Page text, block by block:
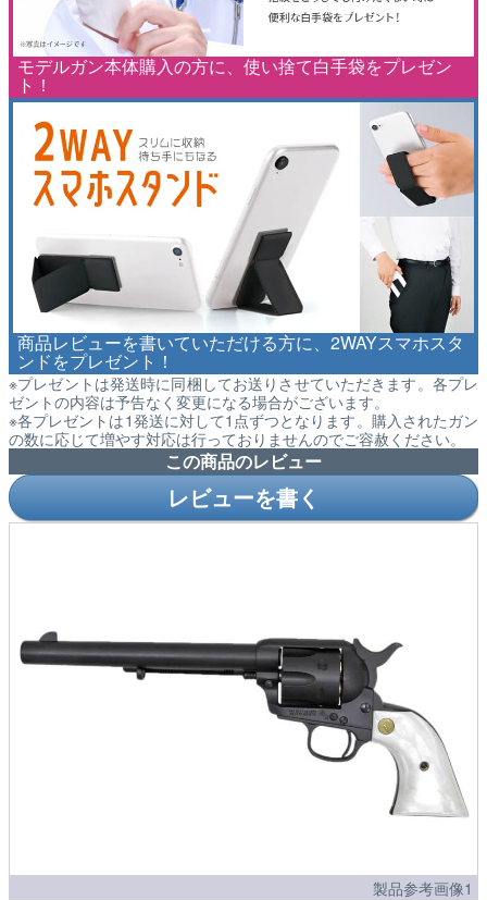
モデルガン本体購入の方に、使い捨て白手袋をプレゼン
ト！
商品レビューを書いていただける方に、2WAYスマホスタ
ンドをプレゼント！
※プレゼントは発送時に同梱してお送りさせていただきます。各プレ
ゼントの内容は予告なく変更になる場合がございます。
※各プレゼントは1発送に対して1点ずつとなります。購入されたガン
の数に応じて増やす対応は行っておりませんのでご容赦ください。
この商品のレビュー
レビューを書く
製品参考画像1